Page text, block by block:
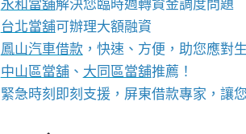
永和當舖解決您臨時週轉資金調度問題
台北當舖可辦理大額融資
鳳山汽車借款 ，快速、方便，助您應對
中山區當舖、 大同區當舖推薦！
緊急時刻即刻支援，屏東借款專家，讓